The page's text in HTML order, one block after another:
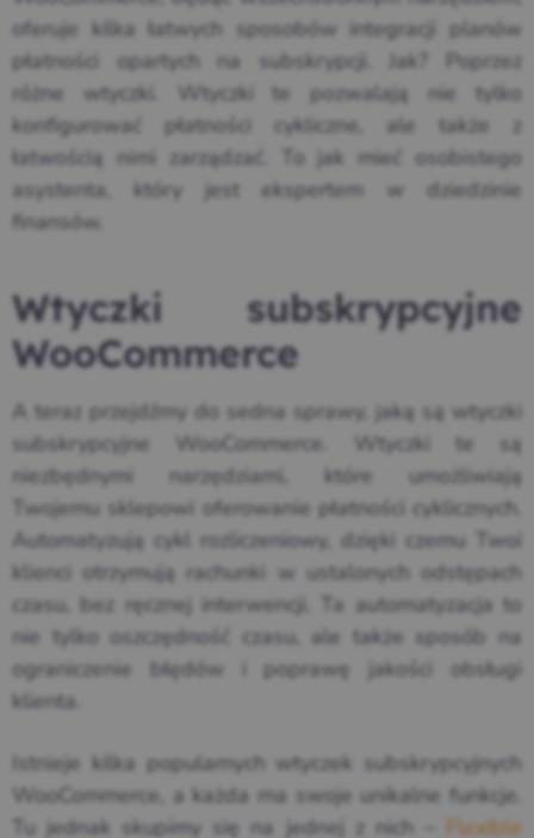
oferuje kilka łatwych sposobów integracji planów
płatności opartych na subskrypcji. Jak? Poprzez
różne wtyczki. Wtyczki te pozwalają nie tylko
konfigurować płatności cykliczne, ale także z
łatwością nimi zarządzać. To jak mieć osobistego
asystenta, który jest ekspertem w dziedzinie
finansów.
Wtyczki subskrypcyjne
WooCommerce
A teraz przejdźmy do sedna sprawy, jaką są wtyczki
subskrypcyjne WooCommerce. Wtyczki te są
niezbędnymi narzędziami, które umożliwiają
Twojemu sklepowi oferowanie płatności cyklicznych.
Automatyzują cykl rozliczeniowy, dzięki czemu Twoi
klienci otrzymują rachunki w ustalonych odstępach
czasu, bez ręcznej interwencji. Ta automatyzacja to
nie tylko oszczędność czasu, ale także sposób na
ograniczenie błędów i poprawę jakości obsługi
klienta.
Istnieje kilka popularnych wtyczek subskrypcyjnych
WooCommerce, a każda ma swoje unikalne funkcje.
Tu jednak skupimy się na jednej z nich – Flexible